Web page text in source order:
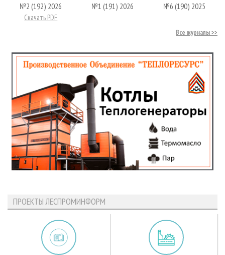
№2 (192) 2026
Скачать PDF
№1 (191) 2026 №6 (190) 2025
Все журналы
ПРОЕКТЫ ЛЕСПРОМИНФОРМ